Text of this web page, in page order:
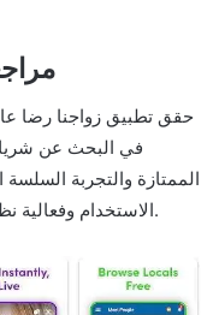
حقق تطبيق زواجنا رضا
في البحث عن شريك
الممتازة والتجربة
الاستخدام وفعالية نظام التوافق في إيجاد الشريك المثالي لهم.